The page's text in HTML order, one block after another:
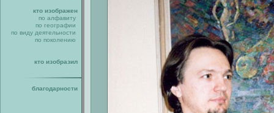
кто изображен
по алфавиту
по географии
по виду деятельности
по поколению
кто изобразил
благодарности